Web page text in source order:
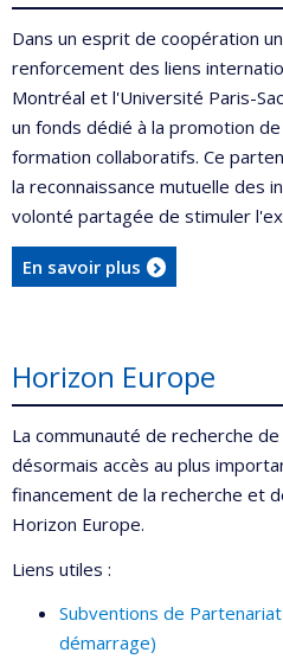
Dans un esprit de coopération
renforcement des liens
Montréal et l'Université Paris-
un fonds dédié à la promotion
formation collaboratifs. Ce
la reconnaissance mutuelle des
volonté partagée de stimuler
En savoir plus
Horizon Europe
La communauté de recherche
désormais accès au plus
financement de la recherche et
Horizon Europe.
Liens utiles :
Subventions de
démarrage)